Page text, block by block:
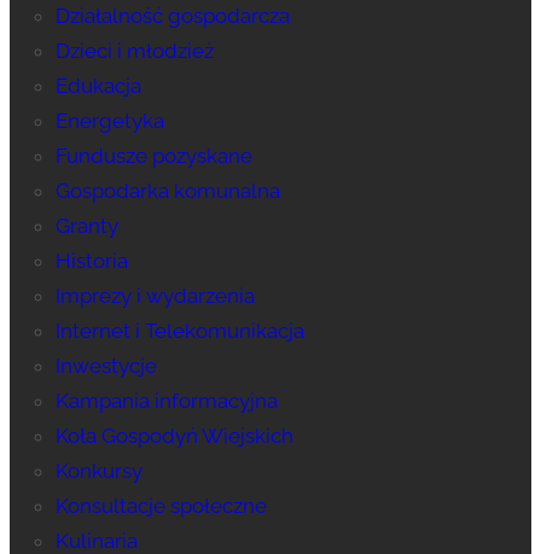
Działalność gospodarcza
Dzieci i młodzież
Edukacja
Energetyka
Fundusze pozyskane
Gospodarka komunalna
Granty
Historia
Imprezy i wydarzenia
Internet i Telekomunikacja
Inwestycje
Kampania informacyjna
Koła Gospodyń Wiejskich
Konkursy
Konsultacje społeczne
Kulinaria